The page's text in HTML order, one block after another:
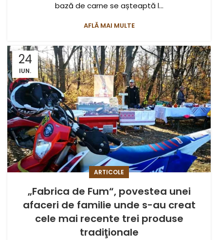
bază de carne se așteaptă l...
AFLĂ MAI MULTE
24
IUN.
ARTICOLE
„Fabrica de Fum“, povestea unei
afaceri de familie unde s-au creat
cele mai recente trei produse
tradiţionale